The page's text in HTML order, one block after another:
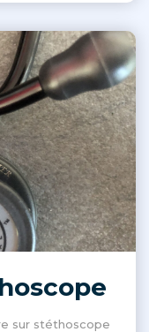
sur stéthoscope